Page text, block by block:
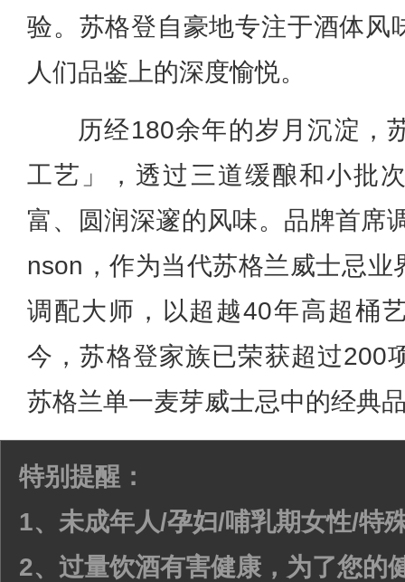
验。苏格登自豪地专注于酒体风
人们品鉴上的深度愉悦。
历经180余年的岁月沉淀，
工艺」，透过三道缓酿和小批
富、圆润深邃的风味。品牌首席
nson，作为当代苏格兰威士忌业
调配大师，以超越40年高超桶
今，苏格登家族已荣获超过200
苏格兰单一麦芽威士忌中的经典
特别提醒：
1、未成年人/孕妇/哺乳期女性/特
2、过量饮酒有害健康，为了您的